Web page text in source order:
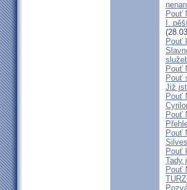
Pouť
I.
Pouť
Pouť
Pouť
Již
Pouť
Pouť
Pouť
Pouť
Tady
Pouť